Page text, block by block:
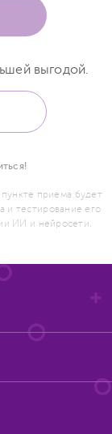
выгодой.
приема будет
и тестирование его
ИИ и нейросети.